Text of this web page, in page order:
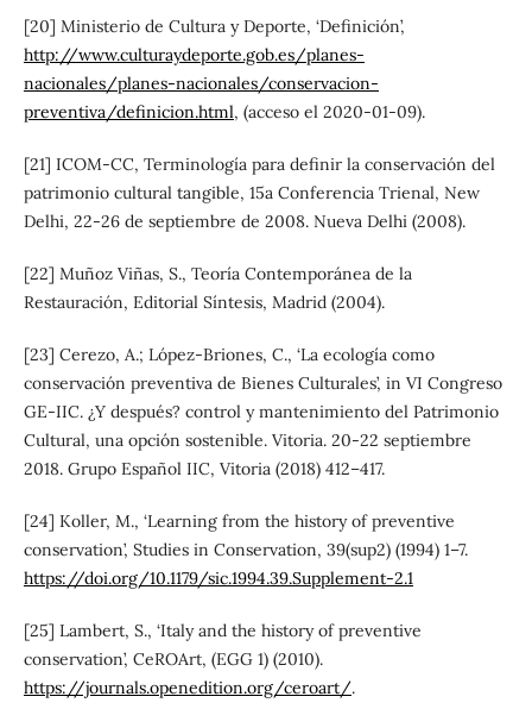
[20] Ministerio de Cultura y Deporte, ‘Definición’,
http://www.culturaydeporte.gob.es/planes-
nacionales/planes-nacionales/conservacion-
preventiva/definicion.html, (acceso el 2020-01-09).
[21] ICOM-CC, Terminología para definir la conservación del
patrimonio cultural tangible, 15a Conferencia Trienal, New
Delhi, 22-26 de septiembre de 2008. Nueva Delhi (2008).
[22] Muñoz Viñas, S., Teoría Contemporánea de la
Restauración, Editorial Síntesis, Madrid (2004).
[23] Cerezo, A.; López-Briones, C., ‘La ecología como
conservación preventiva de Bienes Culturales’, in VI Congreso
GE-IIC. ¿Y después? control y mantenimiento del Patrimonio
Cultural, una opción sostenible. Vitoria. 20-22 septiembre
2018. Grupo Español IIC, Vitoria (2018) 412–417.
[24] Koller, M., ‘Learning from the history of preventive
conservation’, Studies in Conservation, 39(sup2) (1994) 1–7.
https://doi.org/10.1179/sic.1994.39.Supplement-2.1
[25] Lambert, S., ‘Italy and the history of preventive
conservation’, CeROArt, (EGG 1) (2010).
https://journals.openedition.org/ceroart/.